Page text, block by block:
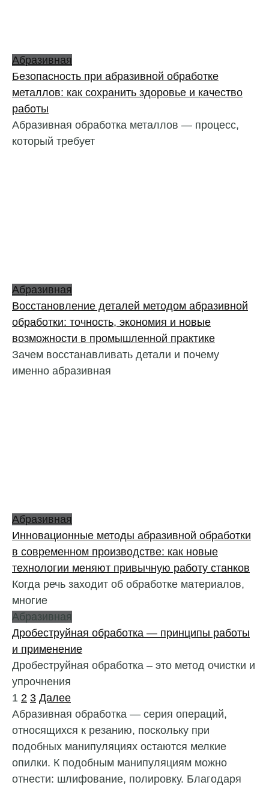
Абразивная
Безопасность при абразивной обработке
металлов: как сохранить здоровье и качество
работы
Абразивная обработка металлов — процесс,
который требует
Абразивная
Восстановление деталей методом абразивной
обработки: точность, экономия и новые
возможности в промышленной практике
Зачем восстанавливать детали и почему
именно абразивная
Абразивная
Инновационные методы абразивной обработки
в современном производстве: как новые
технологии меняют привычную работу станков
Когда речь заходит об обработке материалов,
многие
Абразивная
Дробеструйная обработка — принципы работы
и применение
Дробеструйная обработка – это метод очистки и
упрочнения
Пагинация
записей
1 2 3 Далее
Абразивная обработка — серия операций,
относящихся к резанию, поскольку при
подобных манипуляциях остаются мелкие
опилки. К подобным манипуляциям можно
отнести: шлифование, полировку. Благодаря